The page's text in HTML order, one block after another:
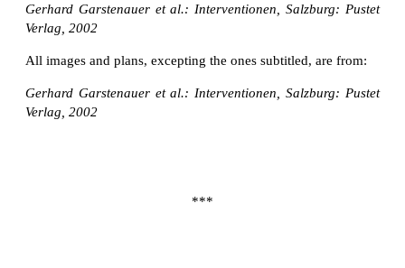
Gerhard Garstenauer et al.: Interventionen, Salzburg: Pustet
Verlag, 2002
All images and plans, excepting the ones subtitled, are from:
Gerhard Garstenauer et al.: Interventionen, Salzburg: Pustet
Verlag, 2002
***